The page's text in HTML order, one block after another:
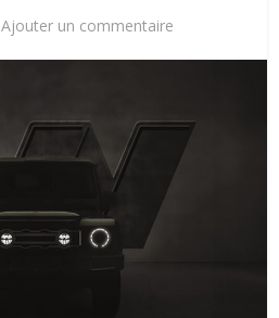
Ajouter un commentaire